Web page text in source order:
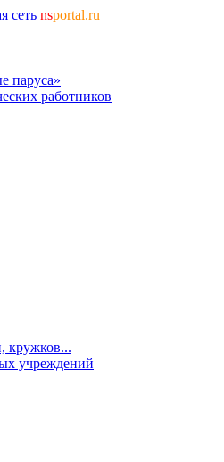
сеть nsportal.ru
паруса»
работников
кружков...
учреждений